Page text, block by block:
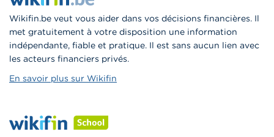
Wikifin.be veut vous aider dans vos décisions financières. Il
met gratuitement à votre disposition une information
indépendante, fiable et pratique. Il est sans aucun lien avec
les acteurs financiers privés.
En savoir plus sur Wikifin